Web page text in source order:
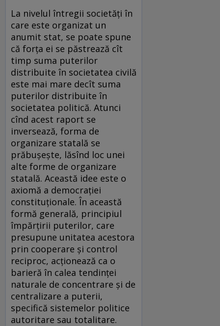
La nivelul întregii societăți în
care este organizat un
anumit stat, se poate spune
că forța ei se păstrează cît
timp suma puterilor
distribuite în societatea civilă
este mai mare decît suma
puterilor distribuite în
societatea politică. Atunci
cînd acest raport se
inversează, forma de
organizare statală se
prăbușește, lăsînd loc unei
alte forme de organizare
statală. Această idee este o
axiomă a democrației
constituționale. În această
formă generală, principiul
împărțirii puterilor, care
presupune unitatea acestora
prin cooperare și control
reciproc, acționează ca o
barieră în calea tendinței
naturale de concentrare și de
centralizare a puterii,
specifică sistemelor politice
autoritare sau totalitare.